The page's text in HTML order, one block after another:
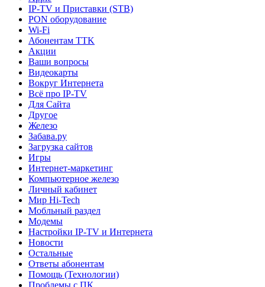
IP-TV и Приставки (STB)
PON оборудование
Wi-Fi
Абонентам TTK
Акции
Ваши вопросы
Видеокарты
Вокруг Интернета
Всё про IP-TV
Для Сайта
Другое
Железо
Забава.ру
Загрузка сайтов
Игры
Интернет-маркетинг
Компьютерное железо
Личный кабинет
Мир Hi-Tech
Мобльный раздел
Модемы
Настройки IP-TV и Интернета
Новости
Остальные
Ответы абонентам
Помощь (Технологии)